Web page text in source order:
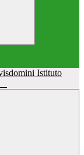
Istituto